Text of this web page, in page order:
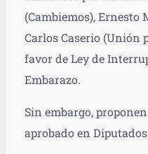
(Cambiemos), Ernesto
Carlos Caserio (Unión
favor de Ley de
Embarazo.
Sin embargo,
aprobado en